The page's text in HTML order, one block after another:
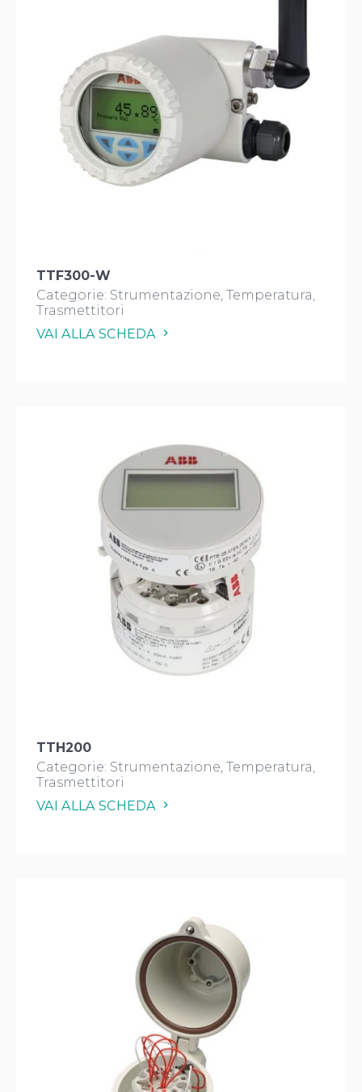
TTF300-W
Categorie: Strumentazione Temperatura
Trasmettitori
VAI ALLA SCHEDA
TTH200
Categorie: Strumentazione Temperatura
Trasmettitori
VAI ALLA SCHEDA